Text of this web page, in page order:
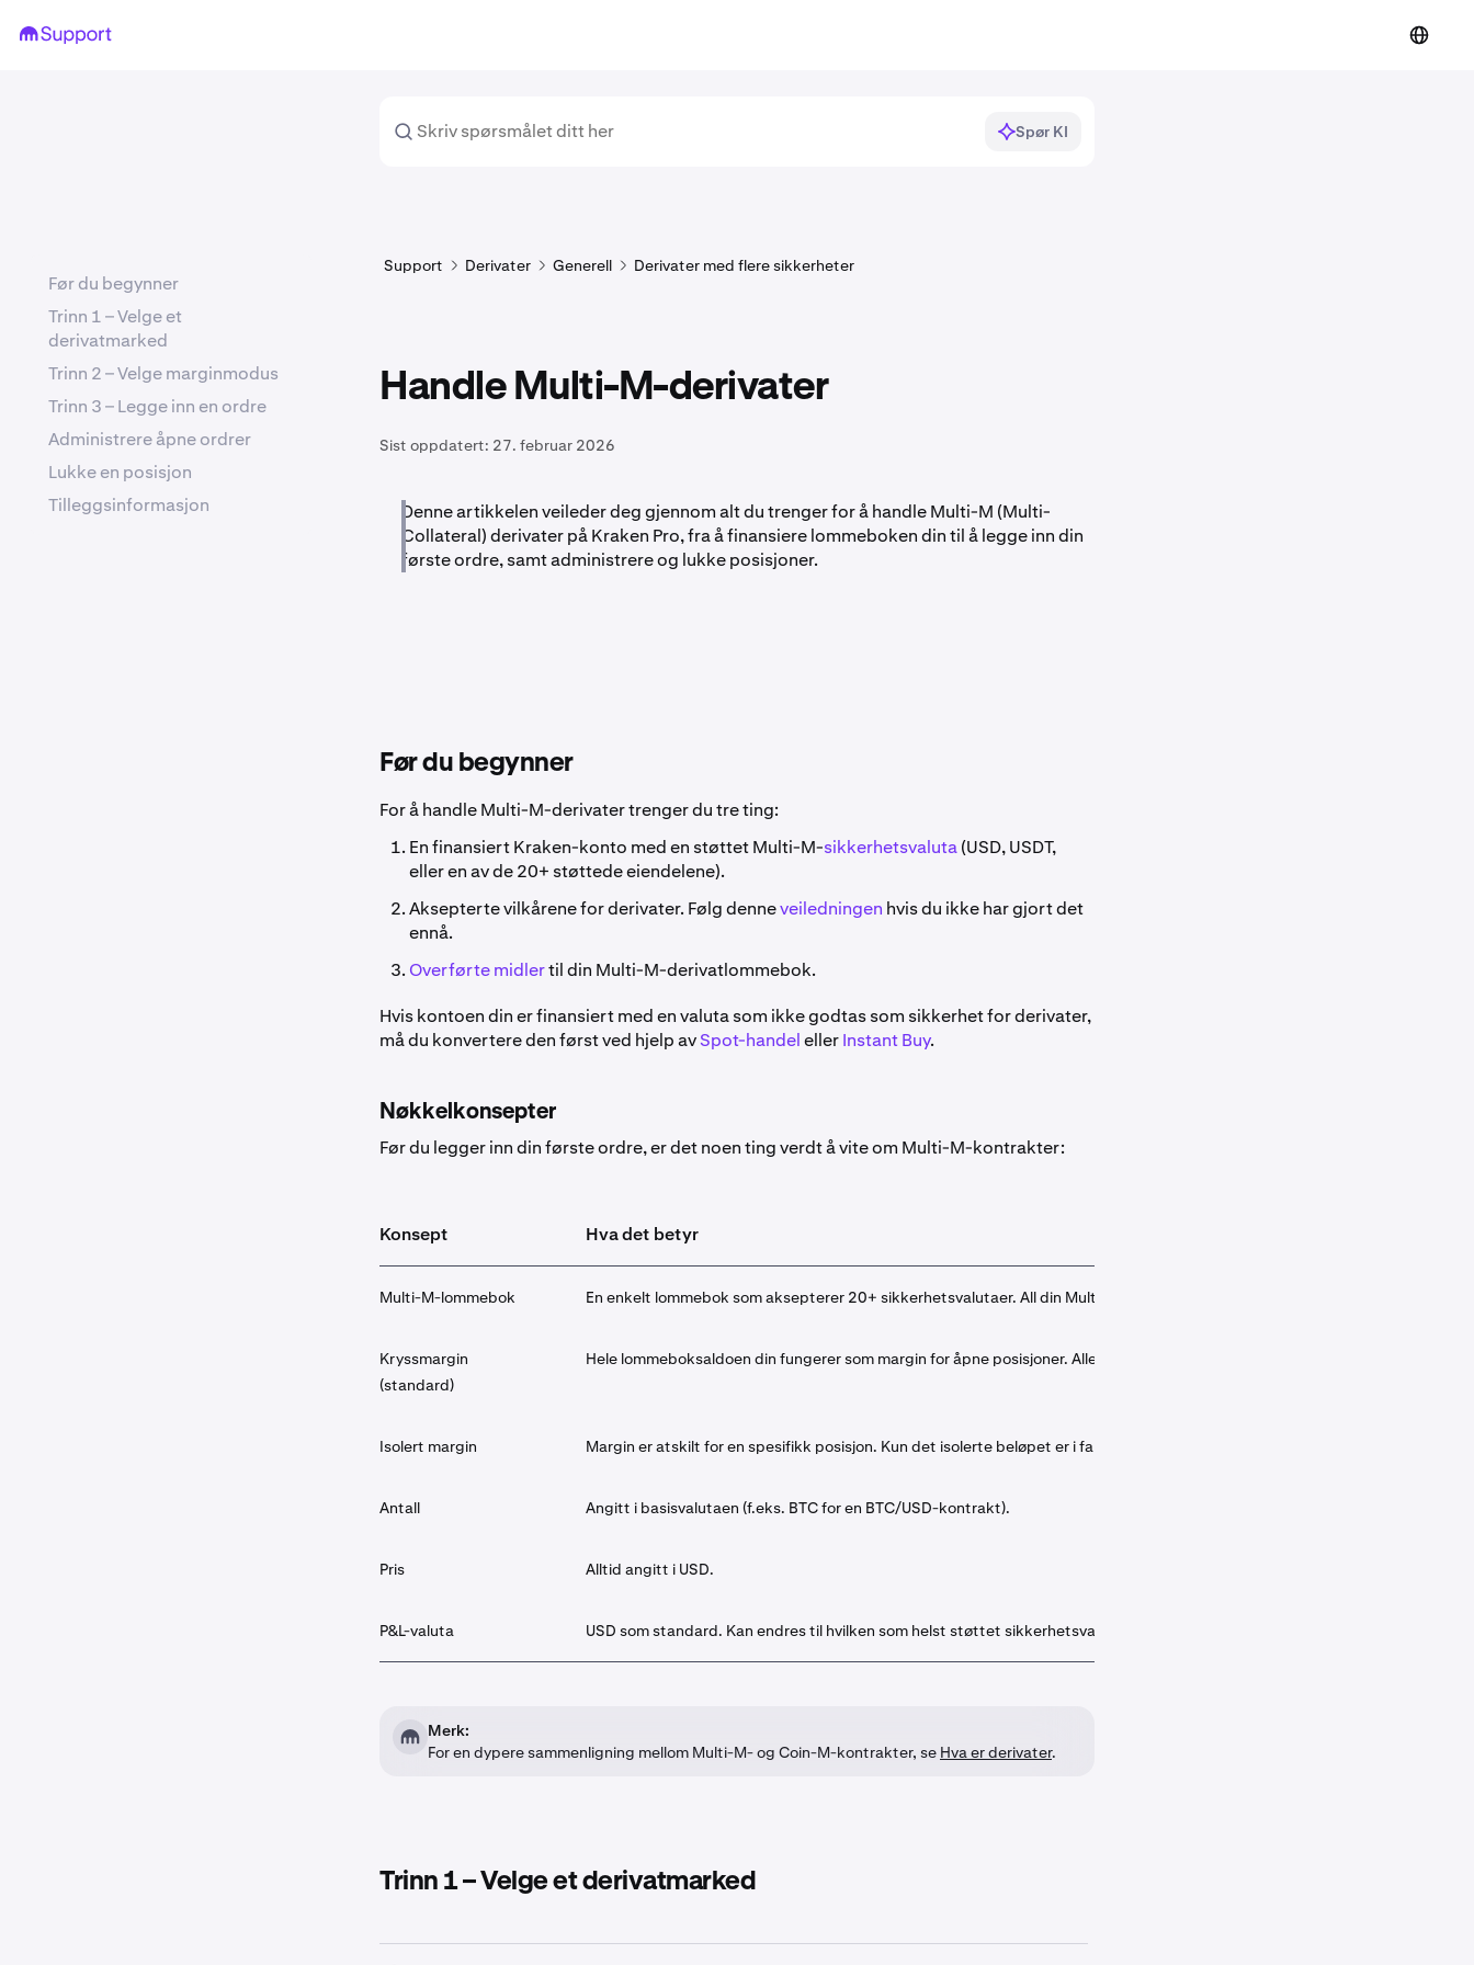
Spør KI
Support Derivater Generell Derivater med flere sikkerheter
Handle Multi-M-derivater
Sist oppdatert: 27. februar 2026
Denne artikkelen veileder deg gjennom alt du trenger for å handle Multi-M (Multi-
Collateral) derivater på Kraken Pro, fra å finansiere lommeboken din til å legge inn din
første ordre, samt administrere og lukke posisjoner.
Før du begynner
For å handle Multi-M-derivater trenger du tre ting:
En finansiert Kraken-konto med en støttet Multi-M-sikkerhetsvaluta(USD, USDT,
eller en av de 20+ støttede eiendelene).
Aksepterte vilkårene for derivater. Følg denneveiledningen hvis du ikke har gjort det
ennå.
Overførte midlertil din Multi-M-derivatlommebok.
Hvis kontoen din er finansiert med en valuta som ikke godtas som sikkerhet for derivater,
må du konvertere den først ved hjelp avSpot-handelellerInstant Buy.
Nøkkelkonsepter
Før du legger inn din første ordre, er det noen ting verdt å vite om Multi-M-kontrakter:
Konsept Hva det betyr
Multi-M-lommebok En enkelt lommebok som aksepterer 20+ sikkerhetsvalutaer. All din Multi-M-sikkerhet er samlet her.
Kryssmargin
(standard)
Hele lommeboksaldoen din fungerer som margin for åpne posisjoner. Alle midler i lommeboken er i fare.
Isolert margin Margin er atskilt for en spesifikk posisjon. Kun det isolerte beløpet er i fare, resten av lommeboken din er beskyttet.
Antall Angitt i basisvalutaen (f.eks. BTC for en BTC/USD-kontrakt).
Pris Alltid angitt i USD.
P&L-valuta USD som standard. Kan endres til hvilken som helst støttet sikkerhetsvaluta.
Merk:
For en dypere sammenligning mellom Multi-M- og Coin-M-kontrakter, se Hva er derivater.
Trinn 1 – Velge et derivatmarked
Før du begynner
Trinn 1 – Velge et
derivatmarked
Trinn 2 – Velge marginmodus
Trinn 3 – Legge inn en ordre
Administrere åpne ordrer
Lukke en posisjon
Tilleggsinformasjon